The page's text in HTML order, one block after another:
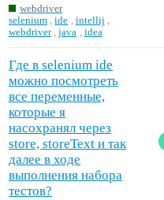
webdriver
selenium ,ide intellij
webdriver ,java idea
Где в selenium ide
можно посмотреть
все переменные,
которые я
насохранял через
store, storeText и так
далее в ходе
выполнения набора
тестов?